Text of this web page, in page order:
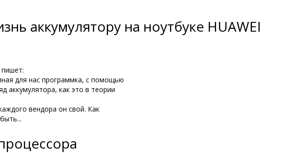
аккумулятору на ноутбуке HUAWEI
для нас программка, с помощью
аккумулятора, как это в теории
вендора он свой. Как